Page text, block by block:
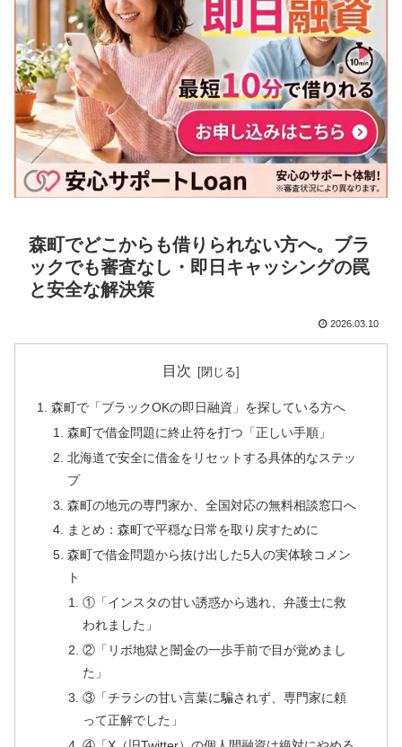
森町でどこからも借りられない方へ。ブラ
ックでも審査なし・即日キャッシングの罠
と安全な解決策
2026.03.10
目次
森町で「ブラックOKの即日融資」を探している方へ
森町で借金問題に終止符を打つ「正しい手順」
北海道で安全に借金をリセットする具体的なステッ
プ
森町の地元の専門家か、全国対応の無料相談窓口へ
まとめ：森町で平穏な日常を取り戻すために
森町で借金問題から抜け出した5人の実体験コメン
ト
①「インスタの甘い誘惑から逃れ、弁護士に救
われました」
②「リボ地獄と闇金の一歩手前で目が覚めまし
た」
③「チラシの甘い言葉に騙されず、専門家に頼
って正解でした」